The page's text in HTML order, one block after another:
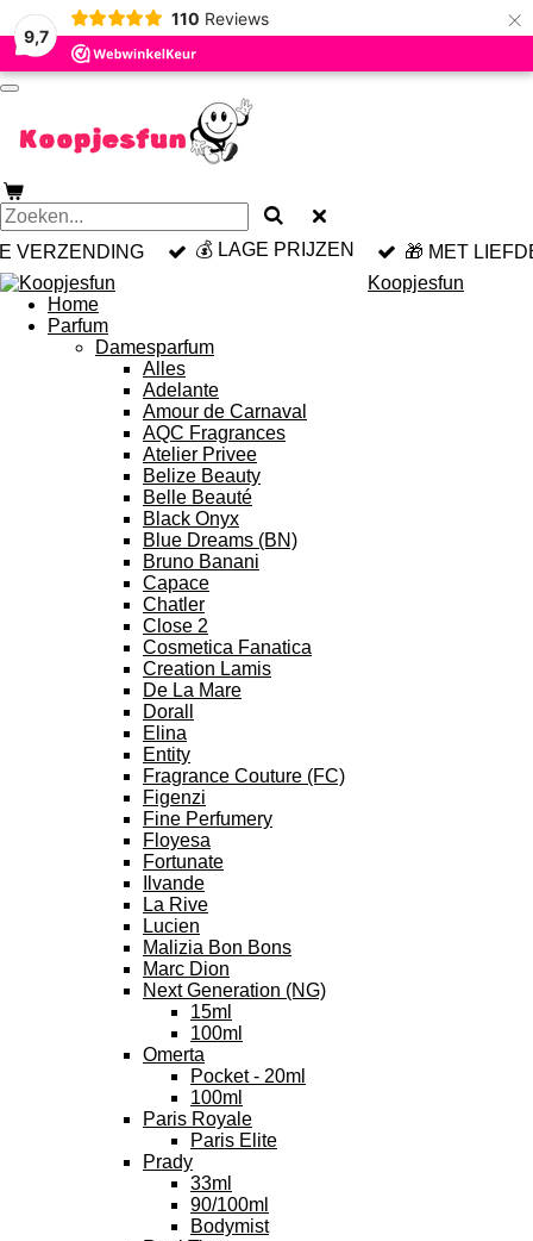
9,7
110 Reviews ×
Ga
direct
naar
de
VERZENDING 💰 LAGE PRIJZEN
🎁 MET
Koopjesfun
Home
Parfum
Damesparfum
Alles
Adelante
Amour de Carnaval
AQC Fragrances
Atelier Privee
Belize Beauty
Belle Beauté
Black Onyx
Blue Dreams (BN)
Bruno Banani
Capace
Chatler
Close 2
Cosmetica Fanatica
Creation Lamis
De La Mare
Dorall
Elina
Entity
Fragrance Couture (FC)
Figenzi
Fine Perfumery
Floyesa
Fortunate
Ilvande
La Rive
Lucien
Malizia Bon Bons
Marc Dion
Next Generation (NG)
15ml
100ml
Omerta
Pocket - 20ml
100ml
Paris Royale
Paris Elite
Prady
33ml
90/100ml
Bodymist